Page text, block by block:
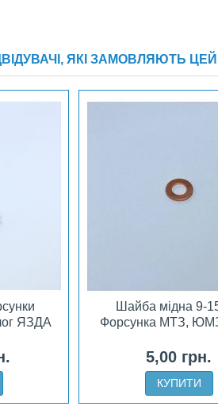
ЯКІ ЗАМОВЛЯЮТЬ
ЯЗДА
Шайба мідна 9-
Форсунка МТЗ,
5,00 грн.
КУПИТИ